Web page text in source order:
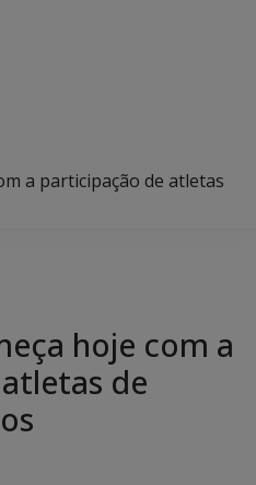
a participação de atletas
hoje com a
de